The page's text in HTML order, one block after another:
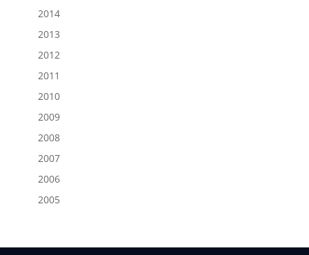
2014
2013
2012
2011
2010
2009
2008
2007
2006
2005